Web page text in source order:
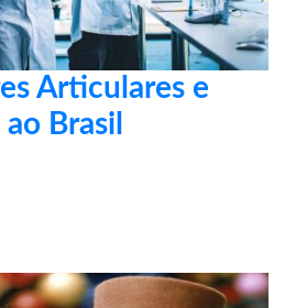
Articulares e
Brasil